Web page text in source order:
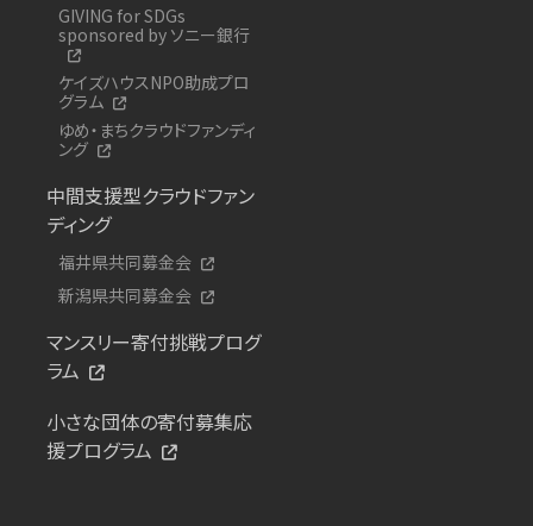
GIVING for SDGs
sponsored by ソニー銀行
ケイズハウスNPO助成プロ
グラム
ゆめ・まちクラウドファンディ
ング
中間支援型クラウドファン
ディング
福井県共同募金会
新潟県共同募金会
マンスリー寄付挑戦プログ
ラム
小さな団体の寄付募集応
援プログラム